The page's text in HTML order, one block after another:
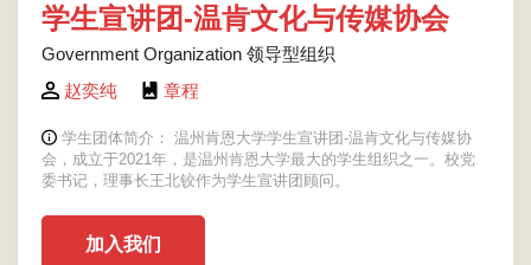
学生宣讲团-温肯文化与传媒协会
Government Organization 领导型组织
赵奕纯
章程
学生团体简介： 温州肯恩大学学生宣讲团-温肯文化与传媒协
会，成立于2021年，是温州肯恩大学最大的学生组织之一。校党
委书记，理事长王北铰作为学生宣讲团顾问。
加入我们